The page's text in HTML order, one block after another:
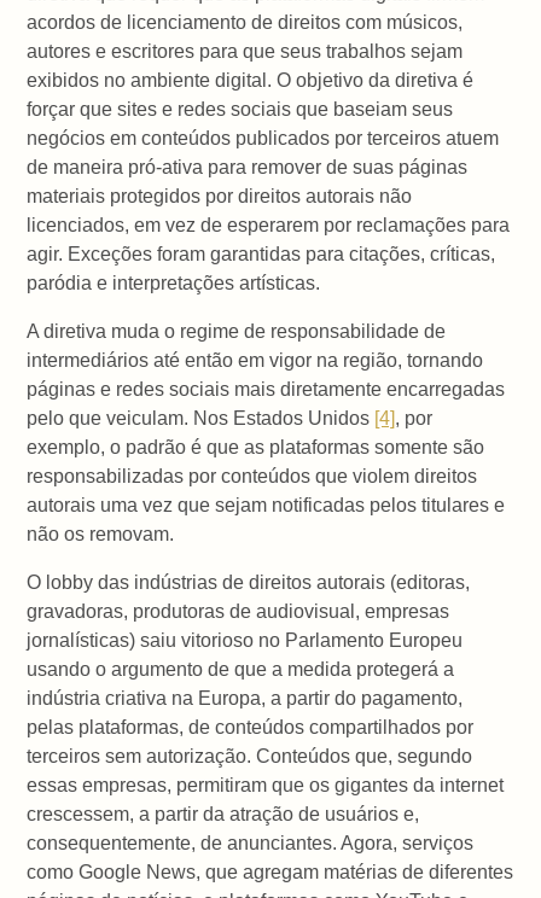
acordos de licenciamento de direitos com músicos,
autores e escritores para que seus trabalhos sejam
exibidos no ambiente digital. O objetivo da diretiva é
forçar que sites e redes sociais que baseiam seus
negócios em conteúdos publicados por terceiros atuem
de maneira pró-ativa para remover de suas páginas
materiais protegidos por direitos autorais não
licenciados, em vez de esperarem por reclamações para
agir. Exceções foram garantidas para citações, críticas,
paródia e interpretações artísticas.
A diretiva muda o regime de responsabilidade de
intermediários até então em vigor na região, tornando
páginas e redes sociais mais diretamente encarregadas
pelo que veiculam. Nos Estados Unidos [4], por
exemplo, o padrão é que as plataformas somente são
responsabilizadas por conteúdos que violem direitos
autorais uma vez que sejam notificadas pelos titulares e
não os removam.
O lobby das indústrias de direitos autorais (editoras,
gravadoras, produtoras de audiovisual, empresas
jornalísticas) saiu vitorioso no Parlamento Europeu
usando o argumento de que a medida protegerá a
indústria criativa na Europa, a partir do pagamento,
pelas plataformas, de conteúdos compartilhados por
terceiros sem autorização. Conteúdos que, segundo
essas empresas, permitiram que os gigantes da internet
crescessem, a partir da atração de usuários e,
consequentemente, de anunciantes. Agora, serviços
como Google News, que agregam matérias de diferentes